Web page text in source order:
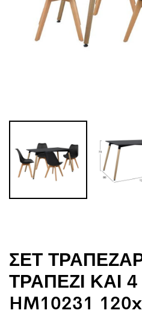
ΣΕΤ
ΤΡΑΠΕΖΙ ΚΑΙ
HM10231